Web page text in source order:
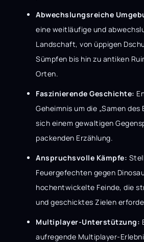
Abwechslungsreiche
eine weitläufige und
Landschaft, von üppigen
Sümpfen bis hin zu antiken
Orten.
Faszinierende Geschichte:
Geheimnis um die „Samen
sich einem gewaltigen
packenden Erzählung.
Anspruchsvolle Kämpfe:
Feuergefechten gegen
hochentwickelte Feinde, die
und geschicktes Zielen
Multiplayer-Unterstützung:
aufregende Multiplayer-